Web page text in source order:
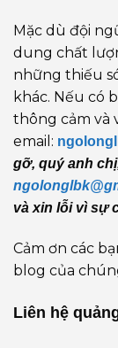
Mặc dù đội
dung chất
những thiếu
khác. Nếu có
thông cảm và
email:
gỡ, quý anh
và xin lỗi vì sự
Cảm ơn các
blog của
Liên hệ